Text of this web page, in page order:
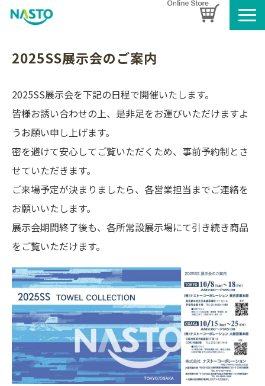
製品情報
名入れタオルのご案内
採用情報
2025SS展示会のご案内
2025SS展示会を下記の日程で開催いたします。
皆様お誘い合わせの上、是非足をお運びいただけますよ
うお願い申し上げます。
密を避けて安心してご覧いただくため、事前予約制とさ
せていただきます。
ご来場予定が決まりましたら、各営業担当までご連絡を
お願いいたします。
展示会期間終了後も、各所常設展示場にて引き続き商品
をご覧いただけます。